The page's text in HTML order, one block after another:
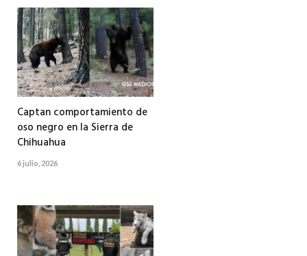
Captan comportamiento de
oso negro en la Sierra de
Chihuahua
6 julio, 2026